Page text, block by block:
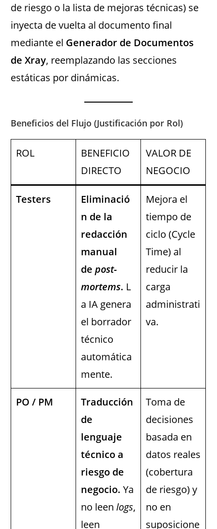
de riesgo o la lista de mejoras técnicas) se
inyecta de vuelta al documento final
mediante el Generador de Documentos
de Xray, reemplazando las secciones
estáticas por dinámicas.
Beneficios del Flujo (Justificación por Rol)
ROL
BENEFICIO
DIRECTO
VALOR DE
NEGOCIO
Testers
Eliminació
n de la
redacción
manual
depost-
mortems. L
a IA genera
el borrador
técnico
automática
mente.
Mejora el
tiempo de
ciclo (Cycle
Time) al
reducir la
carga
administrati
va.
PO / PM
Traducción
de
lenguaje
técnico a
riesgo de
negocio. Ya
no leenlogs,
leen
Toma de
decisiones
basada en
datos reales
(cobertura
de riesgo) y
no en
suposicione